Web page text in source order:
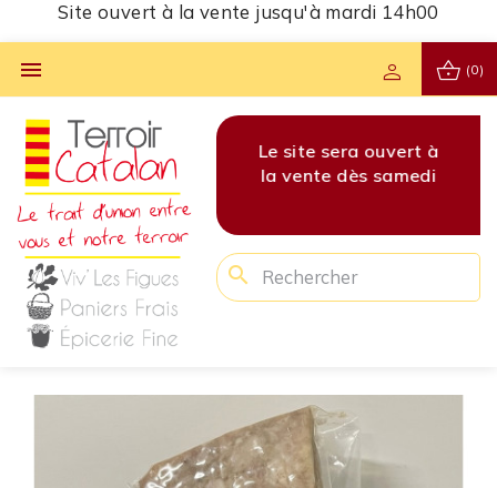
Site ouvert à la vente jusqu'à mardi 14h00
 shopping_basket (0)
person
à
Les commandes pour
cette semaine sont
clôturées !
Le site sera ouvert à
la vente dès samedi
search